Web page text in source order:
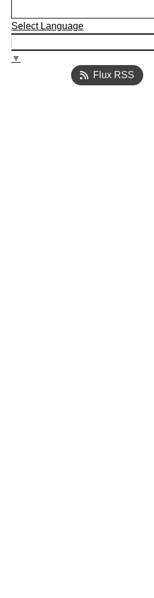
Select Language
▼
Flux RSS